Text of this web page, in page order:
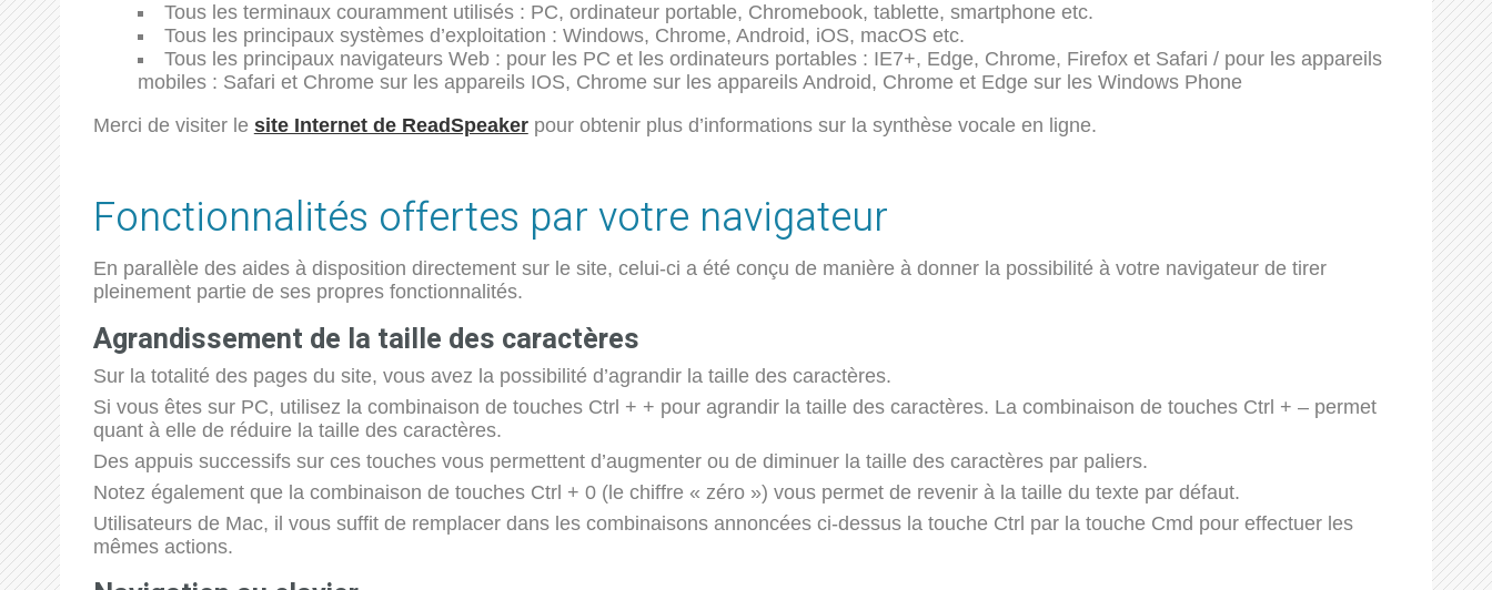
Tous les terminaux couramment utilisés : PC, ordinateur portable, Chromebook, tablette, smartphone etc.
Tous les principaux systèmes d’exploitation : Windows, Chrome, Android, iOS, macOS etc.
Tous les principaux navigateurs Web : pour les PC et les ordinateurs portables : IE7+, Edge, Chrome, Firefox et Safari / pour les appareils
mobiles : Safari et Chrome sur les appareils IOS, Chrome sur les appareils Android, Chrome et Edge sur les Windows Phone
Merci de visiter le site Internet de ReadSpeakerpour obtenir plus d’informations sur la synthèse vocale en ligne.
Fonctionnalités offertes par votre navigateur
En parallèle des aides à disposition directement sur le site, celui-ci a été conçu de manière à donner la possibilité à votre navigateur de tirer
pleinement partie de ses propres fonctionnalités.
Agrandissement de la taille des caractères
Sur la totalité des pages du site, vous avez la possibilité d’agrandir la taille des caractères.
Si vous êtes sur PC, utilisez la combinaison de touches Ctrl + + pour agrandir la taille des caractères. La combinaison de touches Ctrl + – permet
quant à elle de réduire la taille des caractères.
Des appuis successifs sur ces touches vous permettent d’augmenter ou de diminuer la taille des caractères par paliers.
Notez également que la combinaison de touches Ctrl + 0 (le chiffre « zéro ») vous permet de revenir à la taille du texte par défaut.
Utilisateurs de Mac, il vous suffit de remplacer dans les combinaisons annoncées ci-dessus la touche Ctrl par la touche Cmd pour effectuer les
mêmes actions.